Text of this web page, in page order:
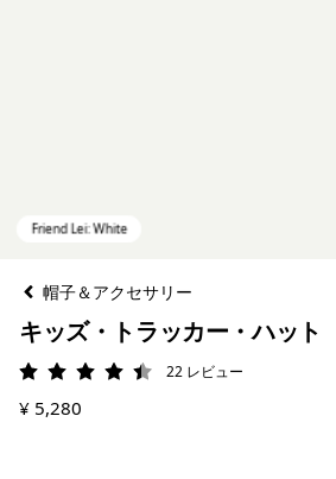
帽子＆アクセサリー
キッズ・トラッカー・ハット
評価: 4.5 / 5
22 レビュー
¥ 5,280